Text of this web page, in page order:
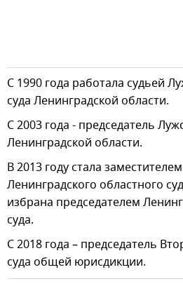
С 1990 года работала судьей
суда Ленинградской области.
С 2003 года - председатель
Ленинградской области.
В 2013 году стала
Ленинградского областного
избрана председателем
суда.
С 2018 года – председатель
суда общей юрисдикции.